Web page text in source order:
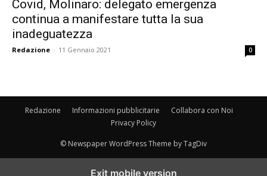
Covid, Molinaro: delegato emergenza
continua a manifestare tutta la sua
inadeguatezza
Redazione - 11 Gennaio 2021 0
Redazione Informazioni pubblicitarie
Collabora con Noi
Privacy Policy
© Newspaper WordPress Theme by TagDiv
Exit mobile version